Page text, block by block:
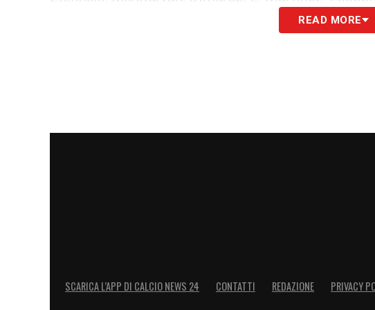
Ultime Notizie Serie A: tutte le
READ MORE
SCARICA L’APP DI CALCIO NEWS 24 CONTATTI REDAZIONE PRIVACY